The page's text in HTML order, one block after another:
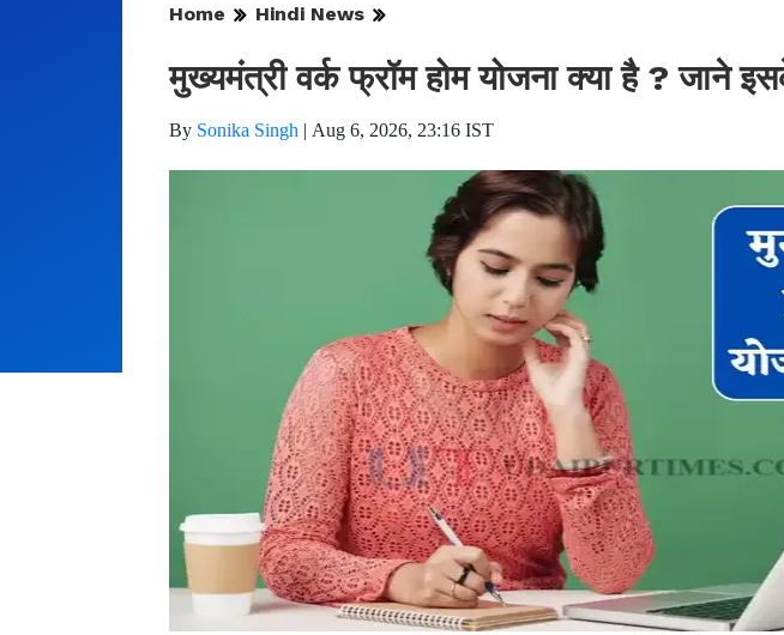
Home Hindi News
मुख्यमंत्री वर्क फ्रॉम होम योजना क्या है ?
By Sonika Singh | Aug 6, 2026, 23:16 IST